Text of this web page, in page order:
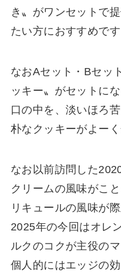
き〟がワンセットで
たい方におすすめです
なおAセット・Bセッ
ッキー〟がセットに
口の中を、淡いほろ
朴なクッキーがよーく
なお以前訪問した
クリームの風味がこ
リキュールの風味が
2025年の今回はオレ
ルクのコクが主役の
個人的にはエッジの